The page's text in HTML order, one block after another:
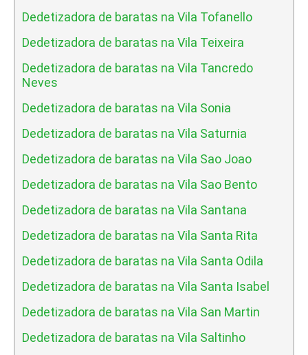
Dedetizadora de baratas na Vila Tofanello
Dedetizadora de baratas na Vila Teixeira
Dedetizadora de baratas na Vila Tancredo
Neves
Dedetizadora de baratas na Vila Sonia
Dedetizadora de baratas na Vila Saturnia
Dedetizadora de baratas na Vila Sao Joao
Dedetizadora de baratas na Vila Sao Bento
Dedetizadora de baratas na Vila Santana
Dedetizadora de baratas na Vila Santa Rita
Dedetizadora de baratas na Vila Santa Odila
Dedetizadora de baratas na Vila Santa Isabel
Dedetizadora de baratas na Vila San Martin
Dedetizadora de baratas na Vila Saltinho